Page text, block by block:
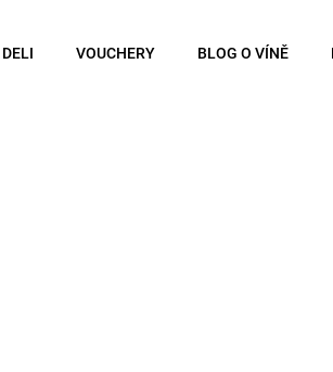
VOUCHERY BLOG O VÍNĚ